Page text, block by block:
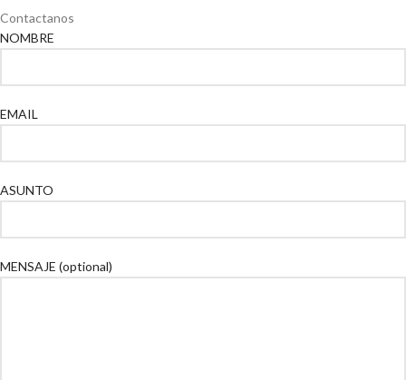
Contactanos
NOMBRE
EMAIL
ASUNTO
MENSAJE (optional)